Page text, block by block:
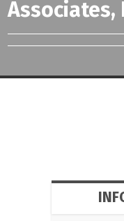
Associates,